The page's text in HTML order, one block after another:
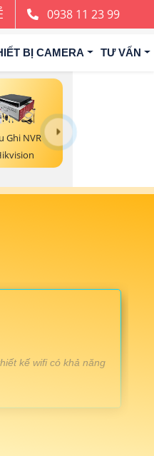
0938 11 23 99
BỊ CAMERA TƯ VẤN
Ghi NVR
kế wifi có khả năng